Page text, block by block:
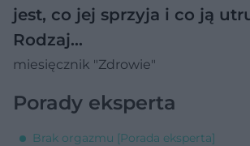
jest, co jej sprzyja i co ją
Rodzaj…
miesięcznik "Zdrowie"
Porady eksperta
Brak orgazmu [Porada eksperta]